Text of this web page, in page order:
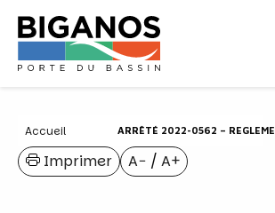
Accueil ARRÊTÉ 2022-0562 – REGLEMENTANT TEMPORAIREMENT LA CIRCULATION – TRAVAUX DU 20 AU 23 SEPTEMBRE 2022 AVENUE DES BOIENS
A− / A+
Imprimer